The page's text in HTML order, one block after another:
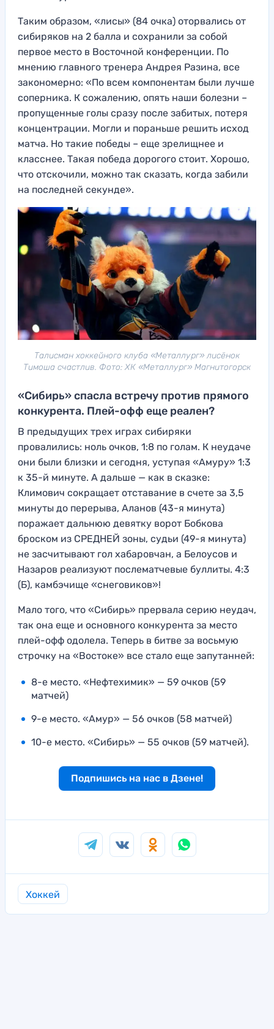
Таким образом, «лисы» (84 очка) оторвались от
сибиряков на 2 балла и сохранили за собой
первое место в Восточной конференции. По
мнению главного тренера Андрея Разина, все
закономерно: «По всем компонентам были лучше
соперника. К сожалению, опять наши болезни –
пропущенные голы сразу после забитых, потеря
концентрации. Могли и пораньше решить исход
матча. Но такие победы – еще зрелищнее и
класснее. Такая победа дорогого стоит. Хорошо,
что отскочили, можно так сказать, когда забили
на последней секунде».
Талисман хоккейного клуба «Металлург» лисёнок
Тимоша счастлив. Фото: ХК «Металлург» Магнитогорск
«Сибирь» спасла встречу против прямого
конкурента. Плей-офф еще реален?
В предыдущих трех играх сибиряки
провалились: ноль очков, 1:8 по голам. К неудаче
они были близки и сегодня, уступая «Амуру» 1:3
к 35-й минуте. А дальше — как в сказке:
Климович сокращает отставание в счете за 3,5
минуты до перерыва, Аланов (43-я минута)
поражает дальнюю девятку ворот Бобкова
броском из СРЕДНЕЙ зоны, судьи (49-я минута)
не засчитывают гол хабаровчан, а Белоусов и
Назаров реализуют послематчевые буллиты. 4:3
(Б), камбэчище «снеговиков»!
Мало того, что «Сибирь» прервала серию неудач,
так она еще и основного конкурента за место
плей-офф одолела. Теперь в битве за восьмую
строчку на «Востоке» все стало еще запутанней:
8-е место. «Нефтехимик» — 59 очков (59
матчей)
9-е место. «Амур» — 56 очков (58 матчей)
10-е место. «Сибирь» — 55 очков (59 матчей).
Подпишись на нас в Дзене!
Хоккей